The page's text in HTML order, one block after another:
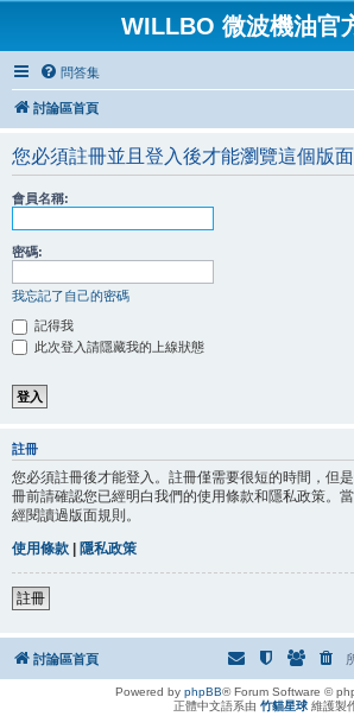
WILLBO 微波機油官
問答集
討論區首頁
您必須註冊並且登入後才能瀏覽這個版面
會員名稱:
密碼:
我忘記了自己的密碼
記得我
此次登入請隱藏我的上線狀態
註冊
您必須註冊後才能登入。註冊僅需要很短的時間，但
冊前請確認您已經明白我們的使用條款和隱私政策。
經閱讀過版面規則。
使用條款 | 隱私政策
註冊
討論區首頁
Powered by phpBB® Forum Software ©
正體中文語系由 竹貓星球 維護製